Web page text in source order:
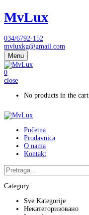
MvLux
034/6792-152
mvluxkg@gmail.com
Menu
0
close
No products in the cart.
Početna
Prodavnica
O nama
Kontakt
Category
Sve Kategorije
Некатегоризовано